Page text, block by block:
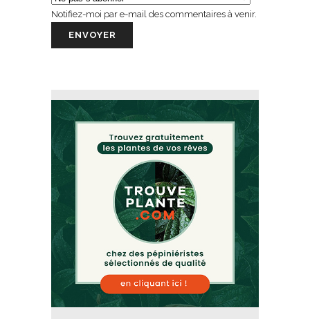
Notifiez-moi par e-mail des commentaires à venir.